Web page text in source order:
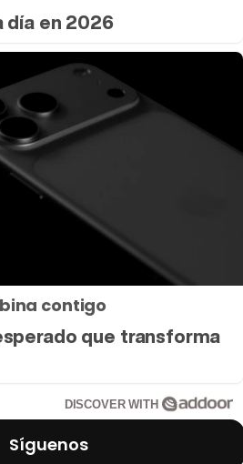
día en 2026
contigo
que transforma
DISCOVER WITH
Síguenos